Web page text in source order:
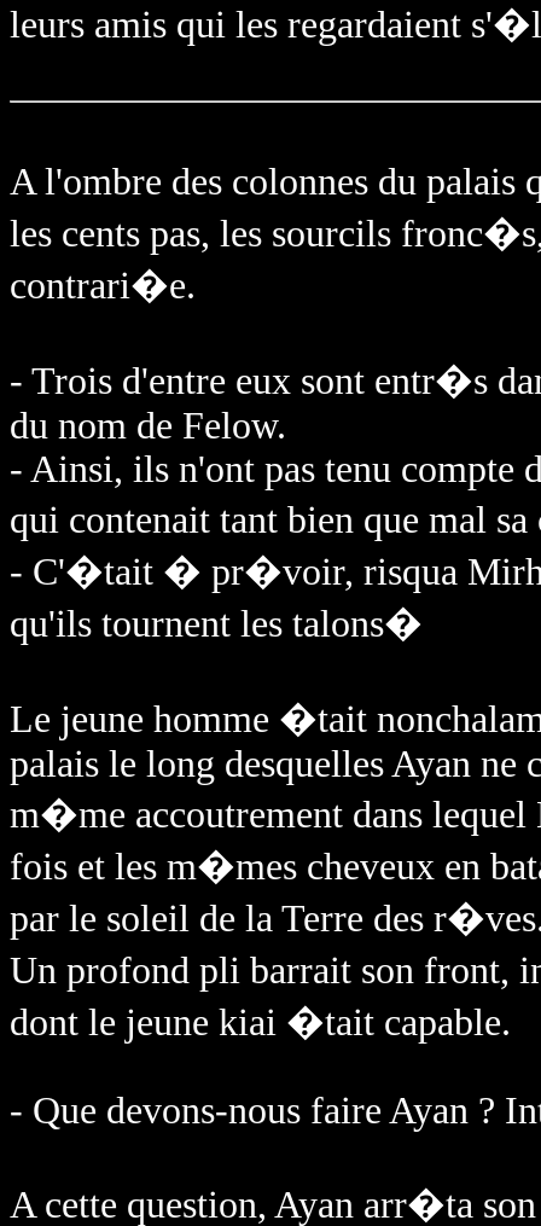
leurs amis qui les regardaient
A l'ombre des colonnes du
les cents pas, les sourcils
contrari�e.
- Trois d'entre eux sont entr�s
du nom de Felow.
- Ainsi, ils n'ont pas tenu compte
qui contenait tant bien que mal
- C'�tait � pr�voir, risqua
qu'ils tournent les talons�
Le jeune homme �tait
palais le long desquelles Ayan
m�me accoutrement dans
fois et les m�mes cheveux en
par le soleil de la Terre des
Un profond pli barrait son front,
dont le jeune kiai �tait capable.
- Que devons-nous faire Ayan ?
A cette question, Ayan arr�ta